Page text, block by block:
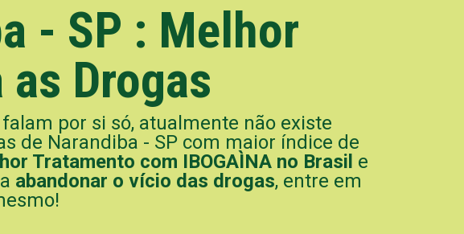
- SP : Melhor
Drogas
por si só, atualmente não existe
de Narandiba - SP com maior índice de
Tratamento com IBOGAÌNA no Brasil e
abandonar o vício das drogas, entre em